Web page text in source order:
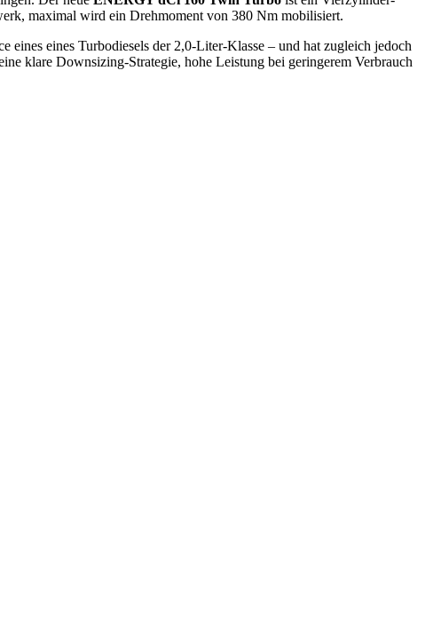
maximal wird ein Drehmoment von 380 Nm mobilisiert.
eines Turbodiesels der 2,0-Liter-Klasse – und hat zugleich jedoch
klare Downsizing-Strategie, hohe Leistung bei geringerem Verbrauch